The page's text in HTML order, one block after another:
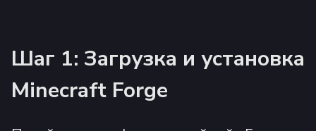
Шаг 1: Загрузка и установка
Minecraft Forge